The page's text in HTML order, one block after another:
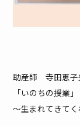
助産師 寺田恵子
「いのちの授業」
～生まれてきて